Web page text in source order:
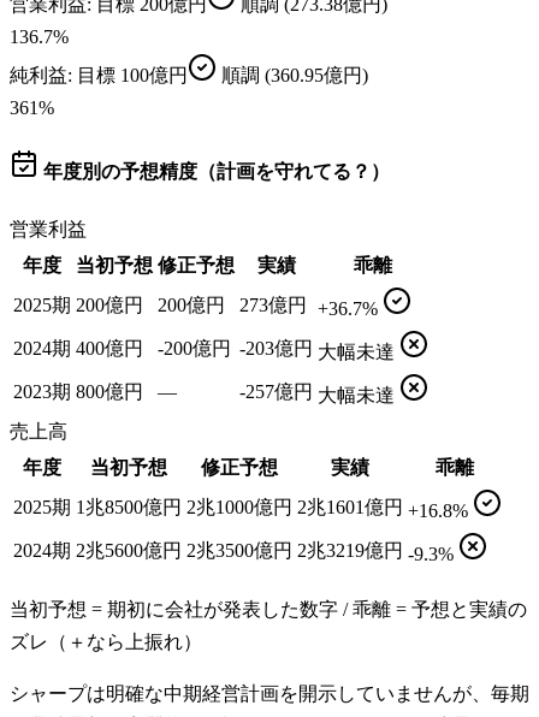
136.7%
純利益: 目標 100億円 順調 (360.95億円)
361%
年度別の予想精度（計画を守れてる？）
営業利益
年度
当初予想 修正予想 実績
乖離
2025期 200億円 200億円 273億円
+36.7%
2024期 400億円 -200億円 -203億円 大幅未達
2023期 800億円 — -257億円 大幅未達
売上高
年度
当初予想 修正予想 実績
乖離
2025期 1兆8500億円 2兆1000億円 2兆1601億円 +16.8%
2024期 2兆5600億円 2兆3500億円 2兆3219億円 -9.3%
当初予想 = 期初に会社が発表した数字 / 乖離 = 予想と実績の
ズレ（＋なら上振れ）
シャープは明確な中期経営計画を開示していませんが、毎期